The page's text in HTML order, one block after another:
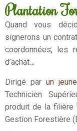
Plantation
Quand vous
signerons un
coordonnées, les
d’achat…
Dirigé parun
Technicien
produit de la filière
Gestion Forestière